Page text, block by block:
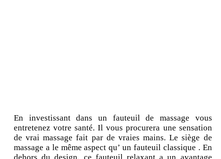
En investissant dans un fauteuil de massage vous
entretenez votre santé. Il vous procurera une sensation
de vrai massage fait par de vraies mains. Le siège de
massage a le même aspect qu’ un fauteuil classique . En